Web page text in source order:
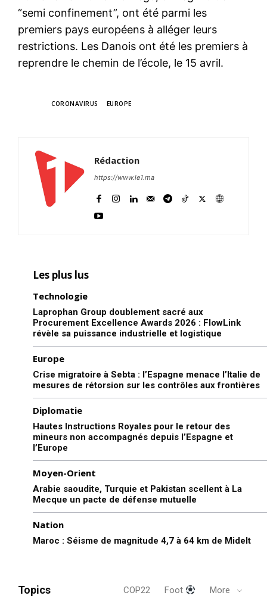
plusieurs de ses usines
françaises à partir du 11 mai,
essentiellement des sites de
mécanique et dans des
volumes assez faibles, a dit
lundi à Reuters une source
déconfinement en…
4 May 2020
In "Europe"
“semi confinement”, ont été parmi les
premiers pays européens à alléger leurs
restrictions. Les Danois ont été les premiers à
reprendre le chemin de l’école, le 15 avril.
CORONAVIRUS EUROPE
Rédaction
https://www.le1.ma
Les plus lus
Technologie
Laprophan Group doublement sacré aux
Procurement Excellence Awards 2026 : FlowLink
révèle sa puissance industrielle et logistique
Europe
Crise migratoire à Sebta : l’Espagne menace l’Italie de
mesures de rétorsion sur les contrôles aux frontières
Diplomatie
Hautes Instructions Royales pour le retour des
mineurs non accompagnés depuis l’Espagne et
l’Europe
Moyen-Orient
Arabie saoudite, Turquie et Pakistan scellent à La
Mecque un pacte de défense mutuelle
Nation
Maroc : Séisme de magnitude 4,7 à 64 km de Midelt
Topics COP22 Foot More